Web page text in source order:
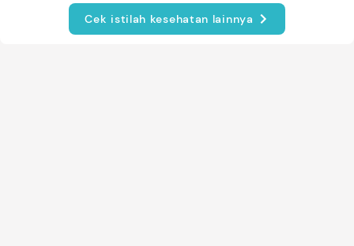
Cek istilah kesehatan lainnya